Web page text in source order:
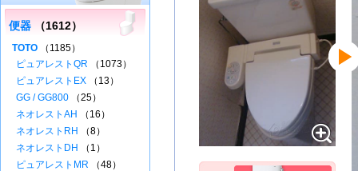
便器 （1612）
TOTO （1185）
ピュアレストQR （1073）
ピュアレストEX （13）
GG / GG800 （25）
ネオレストAH
（16）
ネオレストRH
（8）
ネオレストDH
（1）
ピュアレストMR （48）